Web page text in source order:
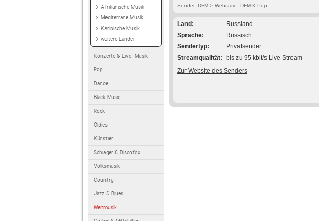
Afrikanische Musik
Mediterrane Musik
Karibische Musik
weitere Länder
Konzerte & Live-Musik
Pop
Dance
Black Music
Rock
Oldies
Künstler
Schlager & Discofox
Volksmusik
Country
Jazz & Blues
Weltmusik
Sender: DFM > Webradio: DFM K-Pop
Land
Russland
Sprache
Russisch
Sendertyp
Privatsender
Streamqualität
bis zu 95 kbit/s Live-Stream
Zur Website des Senders